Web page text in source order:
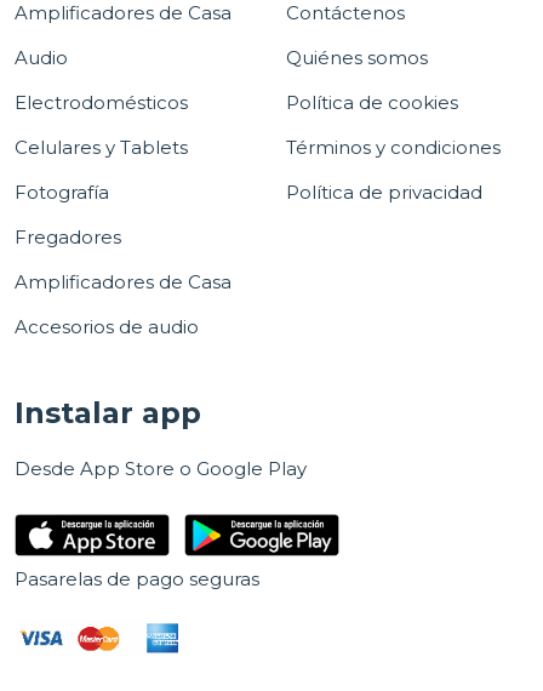
Amplificadores de Casa
Audio
Electrodomésticos
Celulares y Tablets
Fotografía
Fregadores
Amplificadores de Casa
Accesorios de audio
Contáctenos
Quiénes somos
Política de cookies
Términos y condiciones
Política de privacidad
Instalar app
Desde App Store o Google Play
Pasarelas de pago seguras